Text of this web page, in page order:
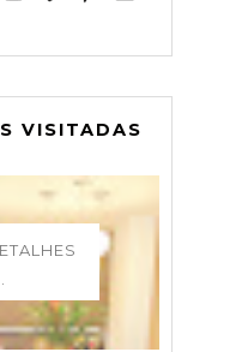
VISITADAS